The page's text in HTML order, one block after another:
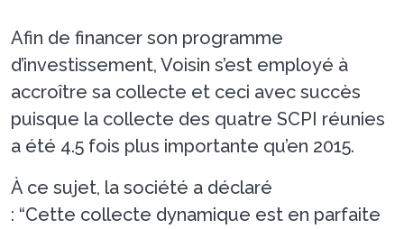
Afin de financer son programme
d’investissement, Voisin s’est employé à
accroître sa collecte et ceci avec succès
puisque la collecte des quatre SCPI réunies
a été 4.5 fois plus importante qu’en 2015.
À ce sujet, la société a déclaré
: “Cette collecte dynamique est en parfaite